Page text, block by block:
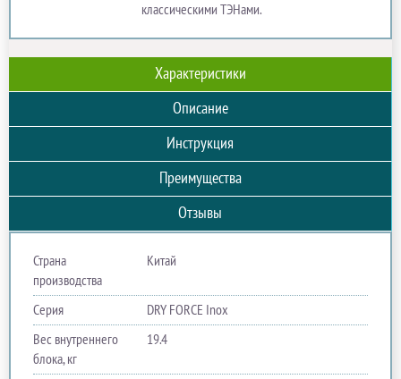
классическими ТЭНами.
Характеристики
Описание
Инструкция
Преимущества
Отзывы
Страна
производства
Китай
Серия
DRY FORCE Inox
Вес внутреннего
блока, кг
19.4